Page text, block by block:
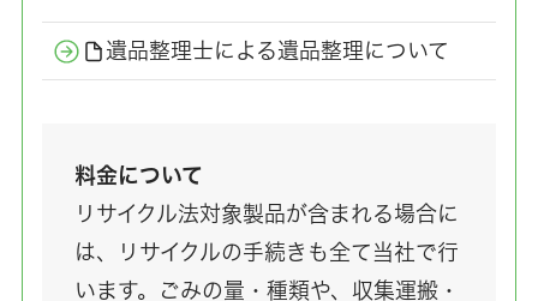
遺品整理士による遺品整理について
料金について
リサイクル法対象製品が含まれる場合に
は、リサイクルの手続きも全て当社で行
います。ごみの量・種類や、収集運搬・